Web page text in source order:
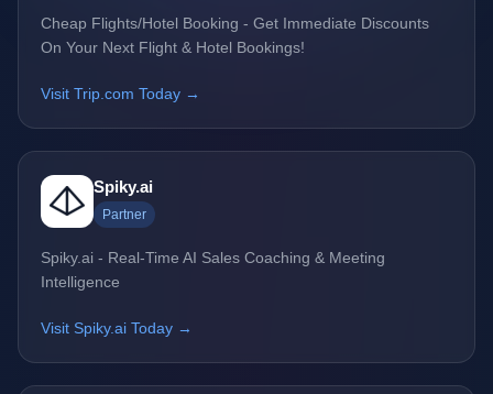
Cheap Flights/Hotel Booking - Get Immediate Discounts
On Your Next Flight & Hotel Bookings!
Visit Trip.com Today →
Spiky.ai
Partner
Spiky.ai - Real-Time AI Sales Coaching & Meeting
Intelligence
Visit Spiky.ai Today →